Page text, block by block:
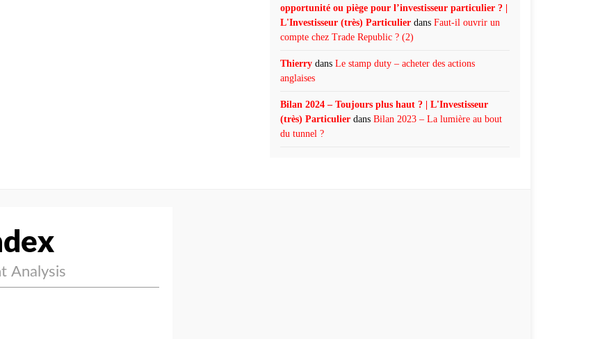
opportunité ou piège pour l’investisseur particulier ? |
L'Investisseur (très) Particulier dans Faut-il ouvrir un
compte chez Trade Republic ? (2)
Thierry dans Le stamp duty – acheter des actions
anglaises
Bilan 2024 – Toujours plus haut ? | L'Investisseur
(très) Particulier dans Bilan 2023 – La lumière au bout
du tunnel ?